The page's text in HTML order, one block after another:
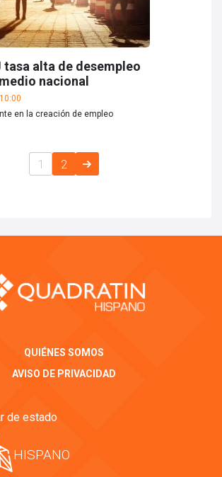
tasa alta de desempleo
nacional
en la creación de empleo
1 2
QUIÉNES SOMOS
AVISO DE PRIVACIDAD
de estado
HISPANO